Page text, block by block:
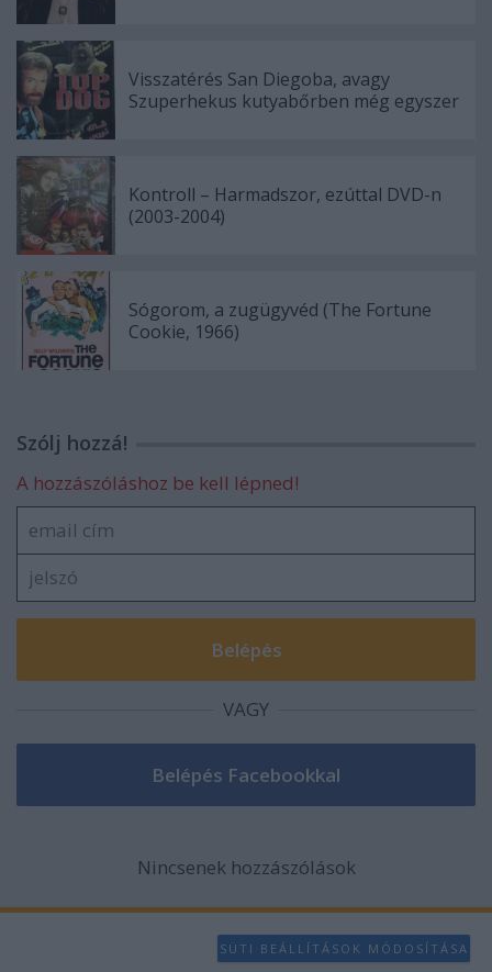
Visszatérés San Diegoba, avagy
Szuperhekus kutyabőrben még egyszer
Kontroll – Harmadszor, ezúttal DVD-n
(2003-2004)
Sógorom, a zugügyvéd (The Fortune
Cookie, 1966)
Szólj hozzá!
A hozzászóláshoz be kell lépned!
VAGY
Nincsenek hozzászólások
SÜTI BEÁLLÍTÁSOK MÓDOSÍTÁSA